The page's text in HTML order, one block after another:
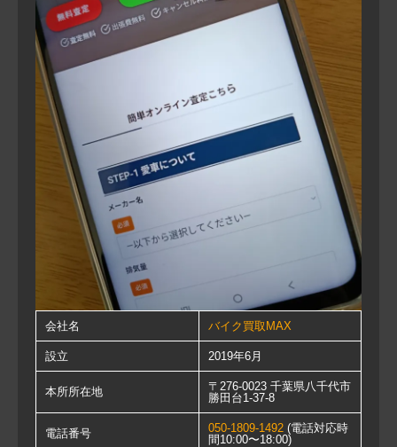
会社名 バイク買取MAX
設立 2019年6月
本所所在地
〒276-0023 千葉県八千代市
勝田台1-37-8
電話番号 050-1809-1492 (電話対応時
間10:00〜18:00)